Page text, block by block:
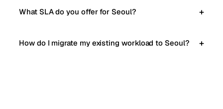
What SLA do you offer for Seoul?
How do I migrate my existing workload to Seoul?